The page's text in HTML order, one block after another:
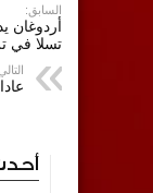
السابق:
أردوغان
تسلا في